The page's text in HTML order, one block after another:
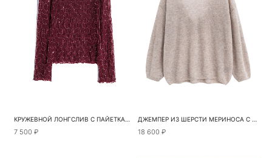
КРУЖЕВНОЙ ЛОНГСЛИВ С ПАЙЕТКАМИ
7 500 ₽
ДЖЕМПЕР ИЗ ШЕРСТИ МЕРИНОСА С КРУЖЕВОМ
18 600 ₽